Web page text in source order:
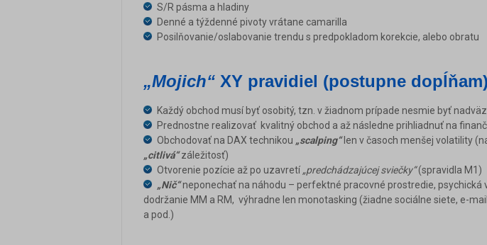
S/R pásma a hladiny
Denné a týždenné pivoty vrátane camarilla
Posilňovanie/oslabovanie trendu s predpokladom korekcie, alebo obratu
„Mojich“ XY pravidiel (postupne dopĺňam)
Každý obchod musí byť osobitý, tzn. v žiadnom prípade nesmie byť
Prednostne realizovať kvalitný obchod a až následne prihliadnuť na
Obchodovať na DAX technikou „scalping“len v časoch menšej volatility
„citlivá“záležitosť)
Otvorenie pozície až po uzavretí „predchádzajúcej sviečky“(spravidla M1)
„Nič“neponechať na náhodu – perfektné pracovné prostredie, psychická
dodržanie MM a RM, výhradne len monotasking (žiadne sociálne siete, e-
a pod.)